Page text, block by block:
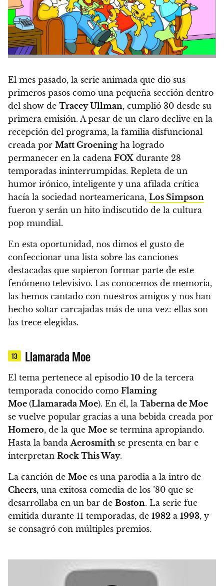
El mes pasado, la serie animada que dio sus
primeros pasos como una pequeña sección dentro
del show de Tracey Ullman, cumplió 30 desde su
primera emisión. A pesar de un claro declive en la
recepción del programa, la familia disfuncional
creada por Matt Groening ha logrado
permanecer en la cadena FOX durante 28
temporadas ininterrumpidas. Repleta de un
humor irónico, inteligente y una afilada crítica
hacía la sociedad norteamericana, Los Simpson
fueron y serán un hito indiscutido de la cultura
pop mundial.
En esta oportunidad, nos dimos el gusto de
confeccionar una lista sobre las canciones
destacadas que supieron formar parte de este
fenómeno televisivo. Las conocemos de memoria,
las hemos cantado con nuestros amigos y nos han
hecho soltar carcajadas más de una vez: ellas son
las trece elegidas.
13 Llamarada Moe
El tema pertenece al episodio 10 de la tercera
temporada conocido como Flaming
Moe (Llamarada Moe). En él, la Taberna de Moe
se vuelve popular gracias a una bebida creada por
Homero, de la que Moe se termina apropiando.
Hasta la banda Aerosmith se presenta en bar e
interpretan Rock This Way.
La canción de Moe es una parodia a la intro de
Cheers, una exitosa comedia de los ’80 que se
desarrollaba en un bar de Boston. La serie fue
emitida durante 11 temporadas, de 1982 a 1993, y
se consagró con múltiples premios.